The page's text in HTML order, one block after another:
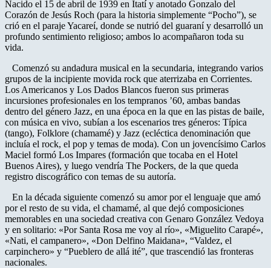
Nacido el 15 de abril de 1939 en Itatí y anotado Gonzalo del
Corazón de Jesús Roch (para la historia simplemente “Pocho”), se
crió en el paraje Yacareí, donde se nutrió del guaraní y desarrolló un
profundo sentimiento religioso; ambos lo acompañaron toda su
vida.
Comenzó su andadura musical en la secundaria, integrando varios
grupos de la incipiente movida rock que aterrizaba en Corrientes.
Los Americanos y Los Dados Blancos fueron sus primeras
incursiones profesionales en los tempranos ’60, ambas bandas
dentro del género Jazz, en una época en la que en las pistas de baile,
con música en vivo, subían a los escenarios tres géneros: Típica
(tango), Folklore (chamamé) y Jazz (ecléctica denominación que
incluía el rock, el pop y temas de moda). Con un jovencísimo Carlos
Maciel formó Los Impares (formación que tocaba en el Hotel
Buenos Aires), y luego vendría The Pockers, de la que queda
registro discográfico con temas de su autoría.
En la década siguiente comenzó su amor por el lenguaje que amó
por el resto de su vida, el chamamé, al que dejó composiciones
memorables en una sociedad creativa con Genaro González Vedoya
y en solitario: «Por Santa Rosa me voy al río», «Miguelito Carapé»,
«Nati, el campanero», «Don Delfino Maidana», “Valdez, el
carpinchero» y “Pueblero de allá ité”, que trascendió las fronteras
nacionales.